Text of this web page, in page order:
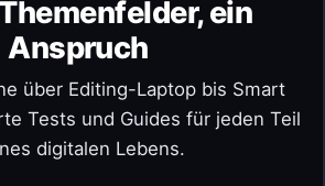
ein
Anspruch
über Editing-Laptop bis Smart
Tests und Guides für jeden Teil
digitalen Lebens.